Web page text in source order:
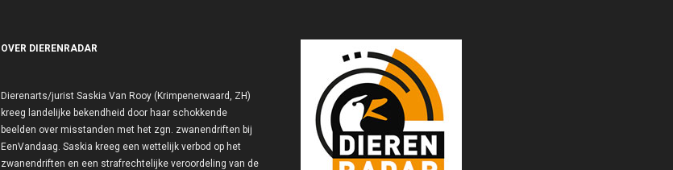
OVER DIERENRADAR
Dierenarts/jurist Saskia Van Rooy (Krimpenerwaard, ZH)
kreeg landelijke bekendheid door haar schokkende
beelden over misstanden met het zgn. zwanendriften bij
EenVandaag. Saskia kreeg een wettelijk verbod op het
zwanendriften en een strafrechtelijke veroordeling van de